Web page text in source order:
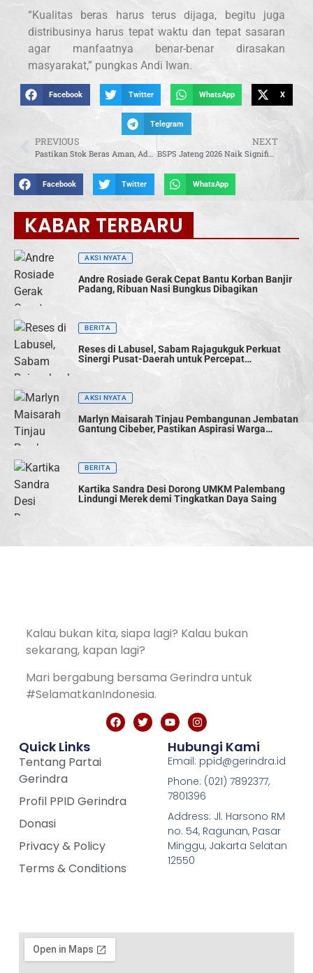
“Kualitas beras harus terus dijaga, begitu juga
distribusinya harus tepat waktu dan tepat sasaran
agar manfaatnya benar-benar dirasakan
masyarakat,” pungkas Andi Iwan.
Facebook Twitter WhatsApp X
Telegram
PREVIOUS
Pastikan Stok Beras Aman, Ade Rezki Tinjau Gudang Bulog Bukittinggi
NEXT
Facebook Twitter WhatsApp
KABAR TERBARU
AKSI NYATA
Andre Rosiade Gerak Cepat Bantu Korban Banjir
Padang, Ribuan Nasi Bungkus Dibagikan
BERITA
Reses di Labusel, Sabam Rajagukguk Perkuat
Sinergi Pusat-Daerah untuk Percepat
AKSI NYATA
Marlyn Maisarah Tinjau Pembangunan Jembatan
Gantung Cibeber, Pastikan Aspirasi Warga
BERITA
Kartika Sandra Desi Dorong UMKM Palembang
Lindungi Merek demi Tingkatkan Daya Saing
Kalau bukan kita, siapa lagi? Kalau bukan
sekarang, kapan lagi?
Mari bergabung bersama Gerindra untuk
#SelamatkanIndonesia.
Quick Links
Tentang Partai
Gerindra
Profil PPID Gerindra
Donasi
Privacy & Policy
Terms & Conditions
Hubungi Kami
Email: ppid@gerindra.id
Phone: (021) 7892377,
7801396
Address: Jl. Harsono RM
no. 54, Ragunan, Pasar
Minggu, Jakarta Selatan
12550